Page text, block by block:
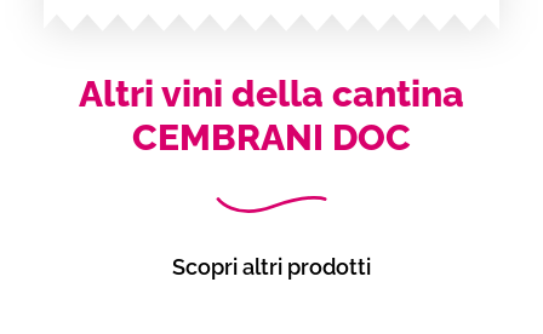
Altri vini della cantina
CEMBRANI DOC
Scopri altri prodotti